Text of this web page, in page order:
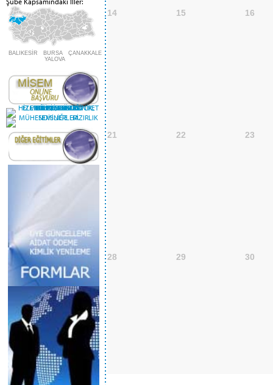
BALIKESİR BURSA ÇANAKKALE
YALOVA
14 15 16
21 22 23
28 29 30